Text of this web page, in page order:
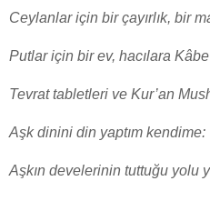
Ceylanlar için bir çayırlık, bir
Putlar için bir ev, hacılara Kâbe
Tevrat tabletleri ve Kur’an
Aşk dinini din yaptım kendime:
Aşkın develerinin tuttuğu yolu